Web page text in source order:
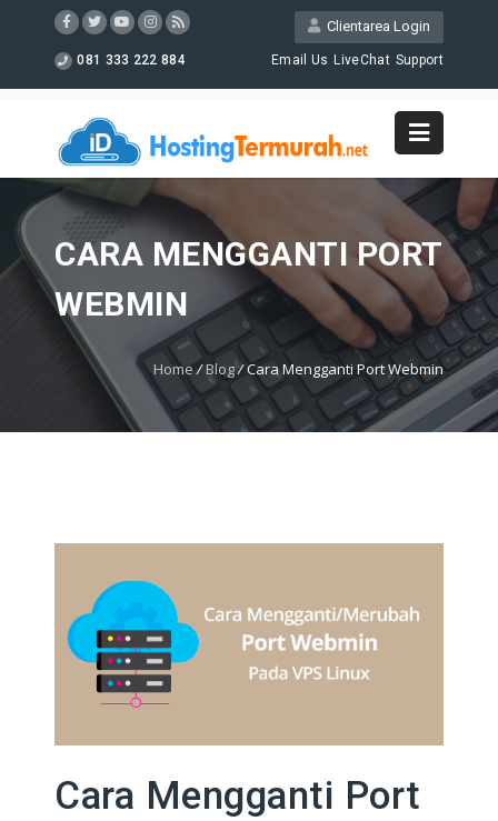
Clientarea Login
081 333 222 884 Email Us LiveChat Support
CARA MENGGANTI PORT
WEBMIN
Home/Blog/Cara Mengganti Port Webmin
Cara Mengganti Port